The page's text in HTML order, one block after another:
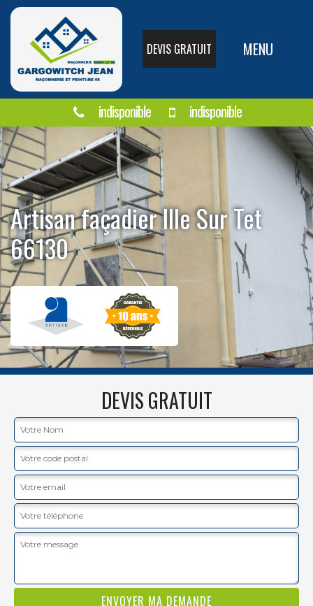
DEVIS GRATUIT MENU
indisponible indisponible
Artisan façadier Ille Sur Tet
66130
DEVIS GRATUIT